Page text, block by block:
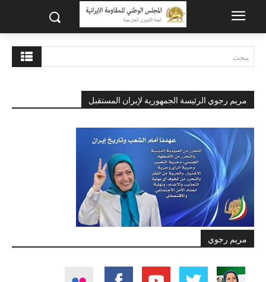
يبحث
مريم رجوي الرئيسة الجمهورية لإيران المستقبل
مريم رجوي